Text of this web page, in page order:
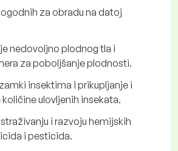
za obradu na datoj
nedovoljno plodnog tla i
za poboljšanje plodnosti.
insektima i prikupljanje i
ulovljenih insekata.
i razvoju hemijskih
i pesticida.